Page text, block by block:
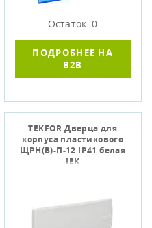
Остаток: 0
ПОДРОБНЕЕ НА
B2B
TEKFOR Дверца для
корпуса пластикового
ЩРН(В)-П-12 IP41 белая
IEK